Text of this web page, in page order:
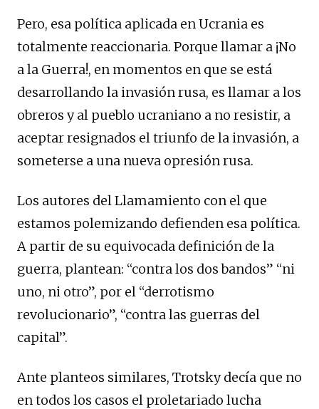
Pero, esa política aplicada en Ucrania es
totalmente reaccionaria. Porque llamar a ¡No
a la Guerra!, en momentos en que se está
desarrollando la invasión rusa, es llamar a los
obreros y al pueblo ucraniano a no resistir, a
aceptar resignados el triunfo de la invasión, a
someterse a una nueva opresión rusa.
Los autores del Llamamiento con el que
estamos polemizando defienden esa política.
A partir de su equivocada definición de la
guerra, plantean: “contra los dos bandos” “ni
uno, ni otro”, por el “derrotismo
revolucionario”, “contra las guerras del
capital”.
Ante planteos similares, Trotsky decía que no
en todos los casos el proletariado lucha